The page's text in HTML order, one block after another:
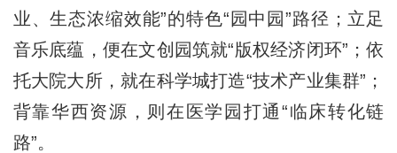
业、生态浓缩效能”的特色“园中园”路径；立足
音乐底蕴，便在文创园筑就“版权经济闭环”；依
托大院大所，就在科学城打造“技术产业集群”；
背靠华西资源，则在医学园打通“临床转化链
路”。